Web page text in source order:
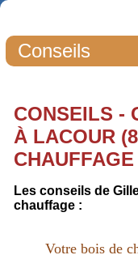
Conseils
CONSEILS -
À LACOUR
CHAUFFAGE
Les conseils de
chauffage :
Votre bois de